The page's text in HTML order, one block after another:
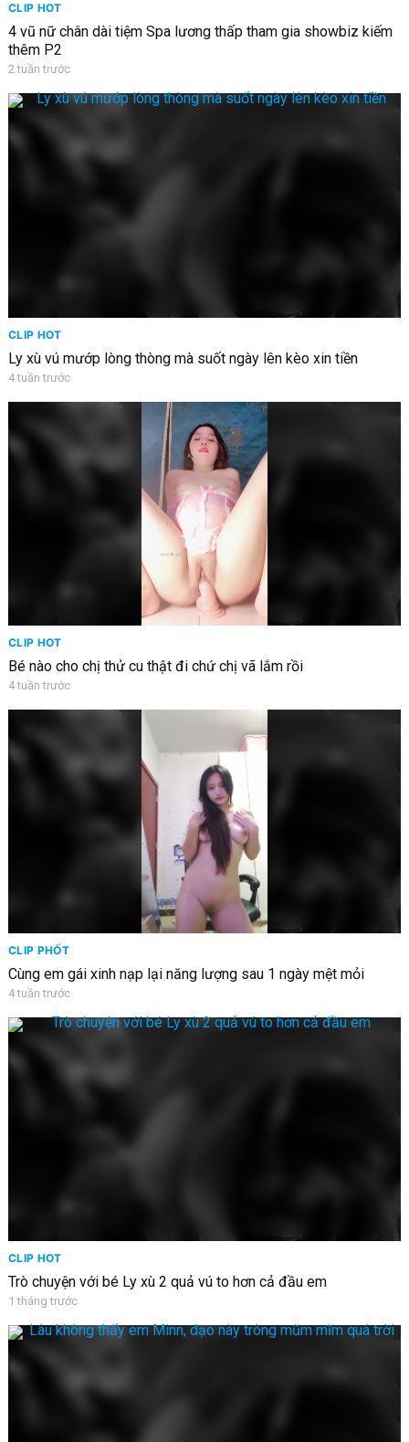
CLIP HOT
4 vũ nữ chân dài tiệm Spa lương thấp tham gia showbiz kiếm
thêm P2
2 tuần trước
CLIP HOT
Ly xù vú mướp lòng thòng mà suốt ngày lên kèo xin tiền
4 tuần trước
CLIP HOT
Bé nào cho chị thử cu thật đi chứ chị vã lắm rồi
4 tuần trước
CLIP PHỐT
Cùng em gái xinh nạp lại năng lượng sau 1 ngày mệt mỏi
4 tuần trước
CLIP HOT
Trò chuyện với bé Ly xù 2 quả vú to hơn cả đầu em
1 tháng trước